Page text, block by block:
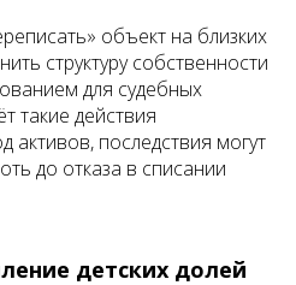
объект на близких
структуру собственности
для судебных
такие действия
последствия могут
до отказа в списании
детских долей